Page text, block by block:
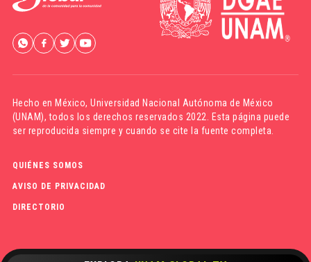
Hecho en México,Universidad Nacional Autónoma de México
(UNAM), todos los derechos reservados 2022. Esta página puede
ser reproducida siempre y cuando se cite la fuente completa.
QUIÉNES SOMOS
AVISO DE PRIVACIDAD
DIRECTORIO